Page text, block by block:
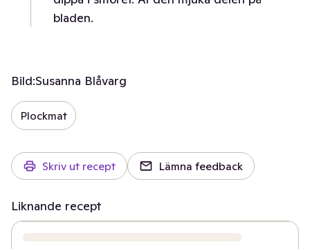
bladen.
Bild:Susanna Blåvarg
Plockmat
Skriv ut recept Lämna feedback
Liknande recept